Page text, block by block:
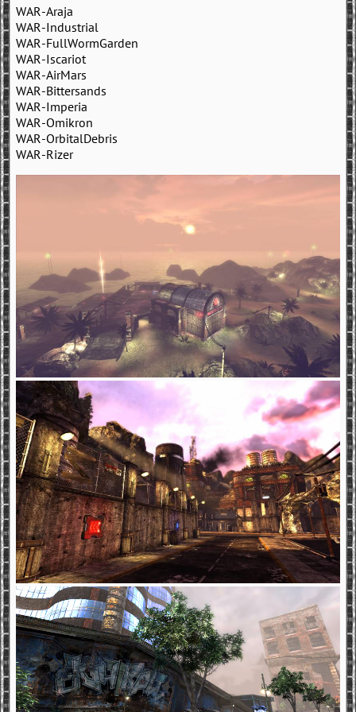
WAR-Araja
WAR-Industrial
WAR-FullWormGarden
WAR-Iscariot
WAR-AirMars
WAR-Bittersands
WAR-Imperia
WAR-Omikron
WAR-OrbitalDebris
WAR-Rizer